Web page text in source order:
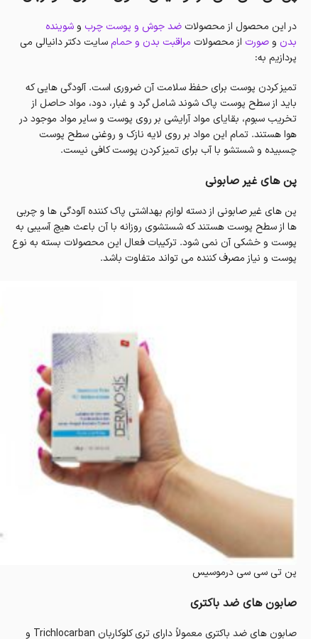
در این محصول از محصولات ضد جوش و پوست چرب وشوینده
بدن وصورت از محصولات مراقبت بدن و حمامسایت دکتر دانیالی می
پردازیم به:
تمیز کردن پوست برای حفظ سلامت آن ضروری است. آلودگی هایی که
باید از سطح پوست پاک شوند شامل گرد و غبار، دود، مواد حاصل از
تخریب سبوم، بقایای مواد آرایشی بر روی پوست و سایر مواد موجود در
هوا هستند. تمام این مواد بر روی لایه نازک و روغنی سطح پوست
چسبیده و شستشو با آب برای تمیز کردن پوست کافی نیست.
پن های غیر صابونی
پن های غیر صابونی از دسته لوازم بهداشتی پاک کننده آلودگی ها و چربی
ها از سطح پوست هستند که شستشوی روزانه با آن باعث هیچ آسیبی به
پوست و خشکی آن نمی شود. ترکیبات فعال این محصولات بسته به نوع
پوست و نیاز مصرف کننده می تواند متفاوت باشد.
پن تی سی سی درموسیس
صابون های ضد باکتری
صابون های ضد باکتری معمولاً دارای تری کلوکاربان Trichlocarban و